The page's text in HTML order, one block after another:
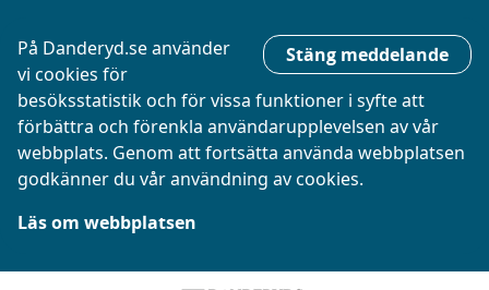
Stäng meddelande
På Danderyd.se använder
vi cookies för
besöksstatistik och för vissa funktioner i syfte att
förbättra och förenkla användarupplevelsen av vår
webbplats. Genom att fortsätta använda webbplatsen
godkänner du vår användning av cookies.
Läs om webbplatsen